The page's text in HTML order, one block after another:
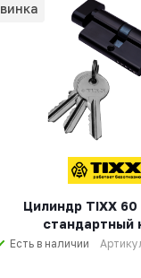
Цилиндр TIXX
стандартный
Есть в наличии